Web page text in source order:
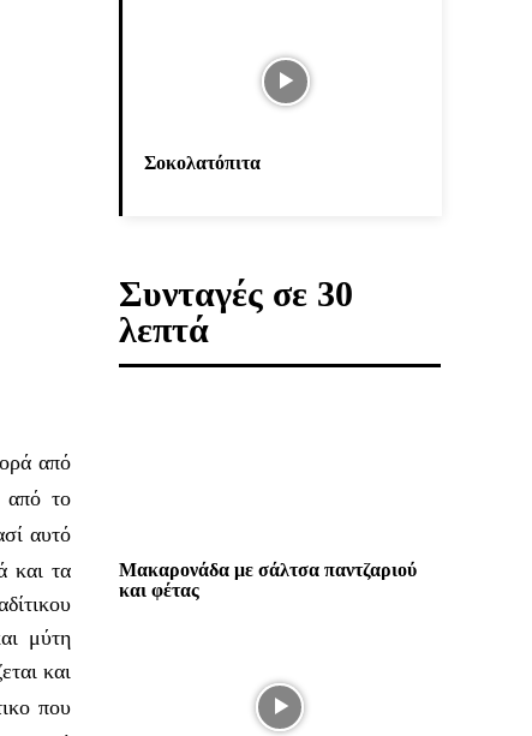
από
από το
αυτό
και τα
μύτη
και
που
Σοκολατόπιτα
Συνταγές σε 30
λεπτά
Μακαρονάδα με σάλτσα παντζαριού
και φέτας